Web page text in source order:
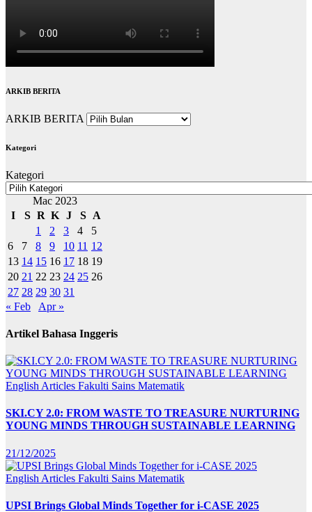
ARKIB BERITA
ARKIB BERITA
Kategori
Kategori
Mac 2023
I
S R K J S
A
1
2 3 4
5
6
7 8 9 10 11 12
13 14 15 16 17 18 19
20 21 22 23 24 25 26
27 28 29 30 31
« Feb
Apr »
Artikel Bahasa Inggeris
English Articles Fakulti Sains Matematik
SKI.CY 2.0: FROM WASTE TO TREASURE NURTURING
YOUNG MINDS THROUGH SUSTAINABLE LEARNING
21/12/2025
English Articles Fakulti Sains Matematik
UPSI Brings Global Minds Together for i-CASE 2025